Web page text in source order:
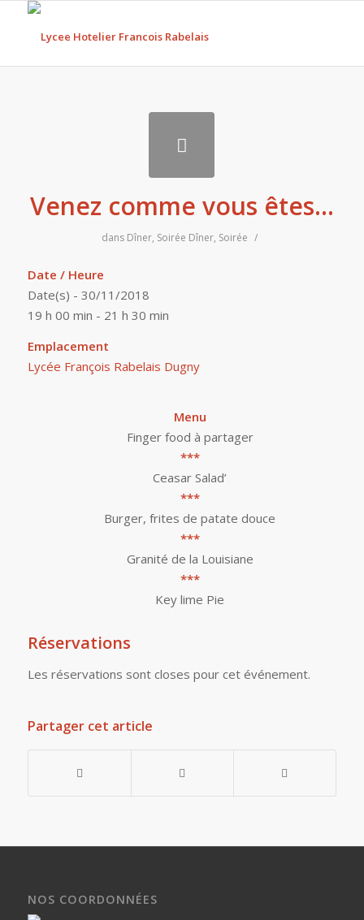
Venez comme vous êtes…
dans Dîner, Soirée Dîner, Soirée /
Date / Heure
Date(s) - 30/11/2018
19 h 00 min - 21 h 30 min
Emplacement
Lycée François Rabelais Dugny
Menu
Finger food à partager
***
Ceasar Salad’
***
Burger, frites de patate douce
***
Granité de la Louisiane
***
Key lime Pie
Réservations
Les réservations sont closes pour cet événement.
Partager cet article
NOS COORDONNÉES